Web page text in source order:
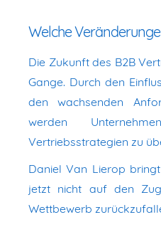
Welche
Die Zukunft des B2B
Gange. Durch den
den wachsenden
werden
Vertriebsstrategien zu
Daniel Van Lierop
jetzt nicht auf den
Wettbewerb